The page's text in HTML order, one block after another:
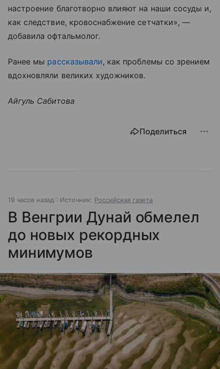
настроение благотворно влияют на наши сосуды и,
как следствие, кровоснабжение сетчатки», —
добавила офтальмолог.
Ранее мы рассказывали, как проблемы со зрением
вдохновляли великих художников.
Айгуль Сабитова
Поделиться
19 часов назад Источник: Российская газета
В Венгрии Дунай обмелел
до новых рекордных
минимумов